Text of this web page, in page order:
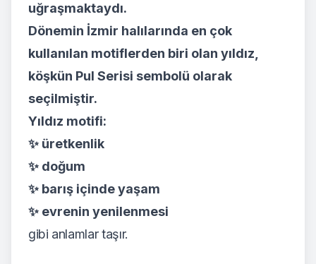
uğraşmaktaydı.
Dönemin İzmir halılarında en çok
kullanılan motiflerden biri olan yıldız,
köşkün Pul Serisi sembolü olarak
seçilmiştir.
Yıldız motifi:
✨ üretkenlik
✨ doğum
✨ barış içinde yaşam
✨ evrenin yenilenmesi
gibi anlamlar taşır.